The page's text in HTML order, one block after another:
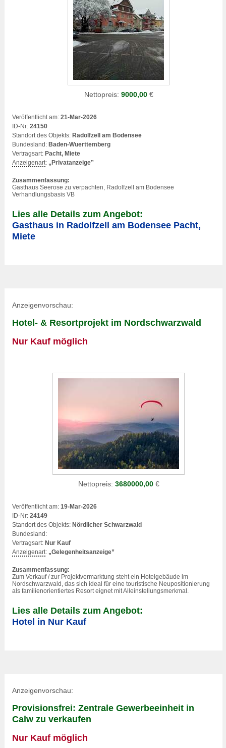
Nettopreis: 9000,00€
Veröffentlicht am: 21-Mar-2026
ID-Nr: 24150
Standort des Objekts: Radolfzell am Bodensee
Bundesland: Baden-Wuerttemberg
Vertragsart: Pacht, Miete
Anzeigenart: „Privatanzeige”
Zusammenfassung:
Gasthaus Seerose zu verpachten, Radolfzell am Bodensee
Verhandlungsbasis VB
Lies alle Details zum Angebot:
Gasthaus in Radolfzell am Bodensee Pacht,
Miete
Anzeigenvorschau:
Hotel- & Resortprojekt im Nordschwarzwald
Nur Kauf möglich
Nettopreis: 3680000,00€
Veröffentlicht am: 19-Mar-2026
ID-Nr: 24149
Standort des Objekts: Nördlicher Schwarzwald
Bundesland:
Vertragsart: Nur Kauf
Anzeigenart: „Gelegenheitsanzeige”
Zusammenfassung:
Zum Verkauf / zur Projektvermarktung steht ein Hotelgebäude im
Nordschwarzwald, das sich ideal für eine touristische Neupositionierung
als familienorientiertes Resort eignet mit Alleinstellungsmerkmal.
Lies alle Details zum Angebot:
Hotel in Nur Kauf
Anzeigenvorschau:
Provisionsfrei: Zentrale Gewerbeeinheit in
Calw zu verkaufen
Nur Kauf möglich